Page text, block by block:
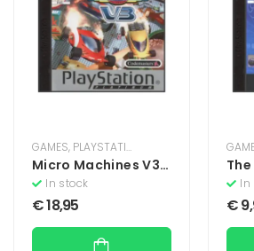
GAMES, PLAYSTATION
Micro Machines V3
(Platinum)
In stock
€18,95
In
€